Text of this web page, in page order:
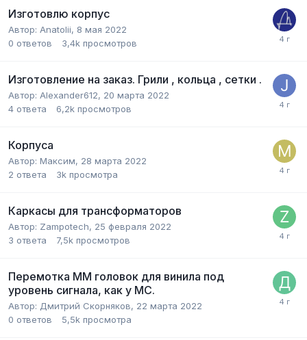
Изготовлю корпус
Автор: Anatolii, 8 мая 2022
0 ответов 3,4k просмотров
Изготовление на заказ. Грили , кольца , сетки .
Автор: Alexander612, 20 марта 2022
4 ответа 6,2k просмотров
Корпуса
Автор: Максим, 28 марта 2022
2 ответа 3k просмотра
Каркасы для трансформаторов
Автор: Zampotech, 25 февраля 2022
3 ответа 7,5k просмотров
Перемотка ММ головок для винила под
уровень сигнала, как у МС.
Автор: Дмитрий Скорняков, 22 марта 2022
0 ответов 5,5k просмотра